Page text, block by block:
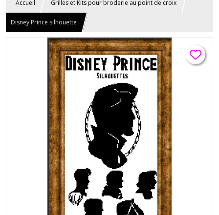
Accueil Grilles et Kits pour broderie au point de croix
Disney Prince silhouette